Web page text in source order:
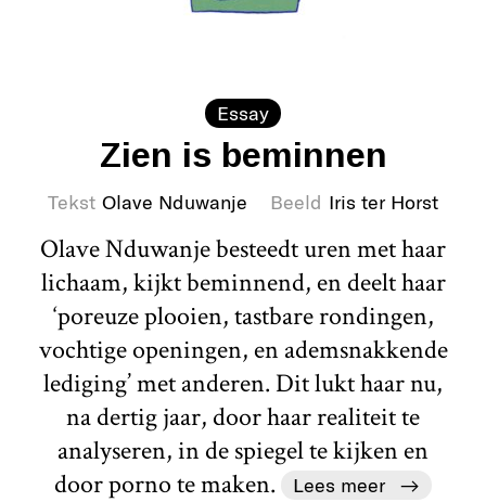
Essay
Zien is beminnen
Tekst Olave Nduwanje Beeld Iris ter Horst
Olave Nduwanje besteedt uren met haar
lichaam, kijkt beminnend, en deelt haar
‘poreuze plooien, tastbare rondingen,
vochtige openingen, en ademsnakkende
lediging’ met anderen. Dit lukt haar nu,
na dertig jaar, door haar realiteit te
analyseren, in de spiegel te kijken en
door porno te maken.
Lees meer